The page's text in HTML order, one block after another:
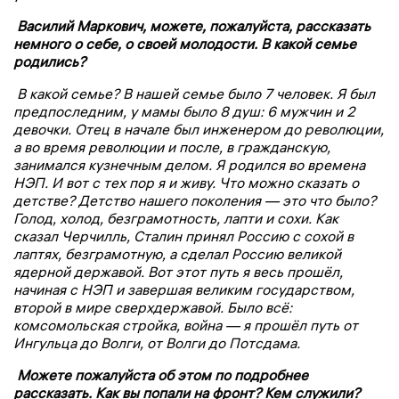
Василий Маркович, можете, пожалуйста, рассказать
немного о себе, о своей молодости. В какой семье
родились?
В какой семье? В нашей семье было 7 человек. Я был
предпоследним, у мамы было 8 душ: 6 мужчин и 2
девочки. Отец в начале был инженером до революции,
а во время революции и после, в гражданскую,
занимался кузнечным делом. Я родился во времена
НЭП. И вот с тех пор я и живу. Что можно сказать о
детстве? Детство нашего поколения — это что было?
Голод, холод, безграмотность, лапти и сохи. Как
сказал Черчилль, Сталин принял Россию с сохой в
лаптях, безграмотную, а сделал Россию великой
ядерной державой. Вот этот путь я весь прошёл,
начиная с НЭП и завершая великим государством,
второй в мире сверхдержавой. Было всё:
комсомольская стройка, война — я прошёл путь от
Ингульца до Волги, от Волги до Потсдама.
Можете пожалуйста об этом по подробнее
рассказать. Как вы попали на фронт? Кем служили?